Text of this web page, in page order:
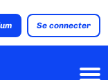
Se connecter